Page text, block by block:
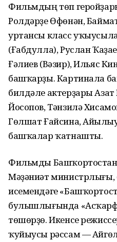
Фильмдың төп
Ролдәрҙе Өфөнән,
уртансы класс
(Ғабдулла), Руслан
Ғәлиев (Вәзир), Ильяс
башҡарҙы. Картинала
билдәле актерҙары
Йосопов, Тәнзилә
Гөлшат Ғайсина,
башҡалар ҡатнашты.
Фильмды Башҡортостан
Мәҙәниәт
исемендәге
булышлығында
төшөрҙө. Икенсе
ҡуйыусы рәссам —